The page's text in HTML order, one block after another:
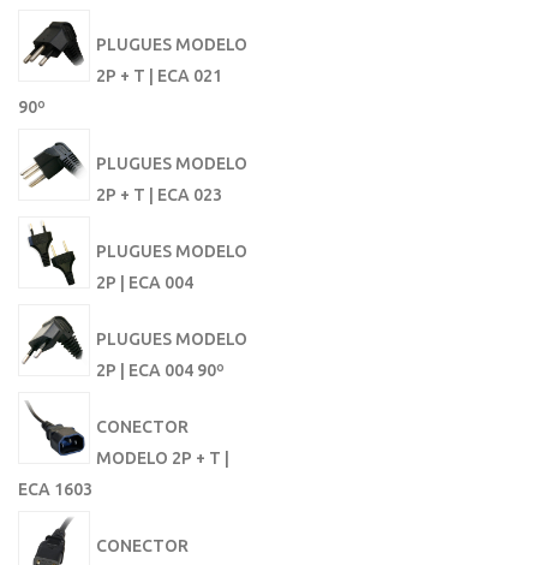
PLUGUES MODELO
2P + T | ECA 021
90º
PLUGUES MODELO
2P + T | ECA 023
PLUGUES MODELO
2P | ECA 004
PLUGUES MODELO
2P | ECA 004 90º
CONECTOR
MODELO 2P + T |
ECA 1603
CONECTOR